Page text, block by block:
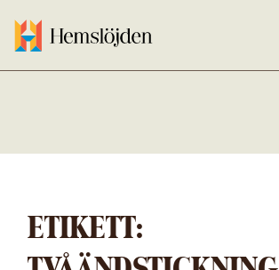
innehållet
ETIKETT: